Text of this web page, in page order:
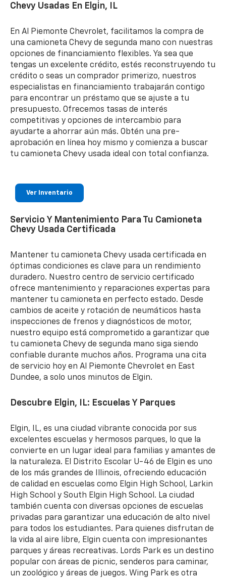
Chevy Usadas En Elgin, IL
En Al Piemonte Chevrolet, facilitamos la compra de
una camioneta Chevy de segunda mano con nuestras
opciones de financiamiento flexibles. Ya sea que
tengas un excelente crédito, estés reconstruyendo tu
crédito o seas un comprador primerizo, nuestros
especialistas en financiamiento trabajarán contigo
para encontrar un préstamo que se ajuste a tu
presupuesto. Ofrecemos tasas de interés
competitivas y opciones de intercambio para
ayudarte a ahorrar aún más. Obtén una pre-
aprobación en línea hoy mismo y comienza a buscar
tu camioneta Chevy usada ideal con total confianza.
Ver Inventario
Servicio Y Mantenimiento Para Tu Camioneta
Chevy Usada Certificada
Mantener tu camioneta Chevy usada certificada en
óptimas condiciones es clave para un rendimiento
duradero. Nuestro centro de servicio certificado
ofrece mantenimiento y reparaciones expertas para
mantener tu camioneta en perfecto estado. Desde
cambios de aceite y rotación de neumáticos hasta
inspecciones de frenos y diagnósticos de motor,
nuestro equipo está comprometido a garantizar que
tu camioneta Chevy de segunda mano siga siendo
confiable durante muchos años. Programa una cita
de servicio hoy en Al Piemonte Chevrolet en East
Dundee, a solo unos minutos de Elgin.
Descubre Elgin, IL: Escuelas Y Parques
Elgin, IL, es una ciudad vibrante conocida por sus
excelentes escuelas y hermosos parques, lo que la
convierte en un lugar ideal para familias y amantes de
la naturaleza. El Distrito Escolar U-46 de Elgin es uno
de los más grandes de Illinois, ofreciendo educación
de calidad en escuelas como Elgin High School, Larkin
High School y South Elgin High School. La ciudad
también cuenta con diversas opciones de escuelas
privadas para garantizar una educación de alto nivel
para todos los estudiantes. Para quienes disfrutan de
la vida al aire libre, Elgin cuenta con impresionantes
parques y áreas recreativas. Lords Park es un destino
popular con áreas de picnic, senderos para caminar,
un zoológico y áreas de juegos. Wing Park es otra